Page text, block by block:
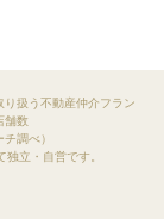
扱う不動産仲介フラン
舗数
調べ）
立・自営です。